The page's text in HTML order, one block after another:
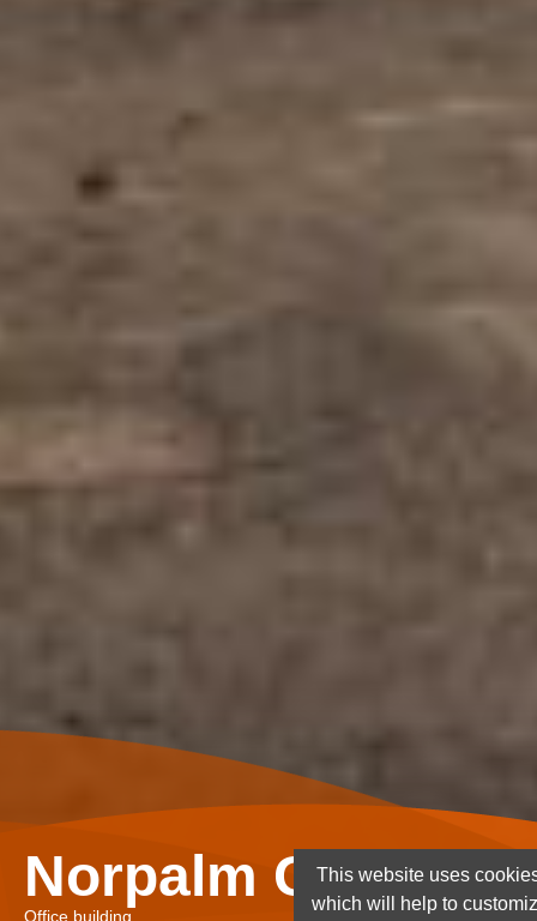
Norpalm Ghana
Office building
This website uses
which will help to